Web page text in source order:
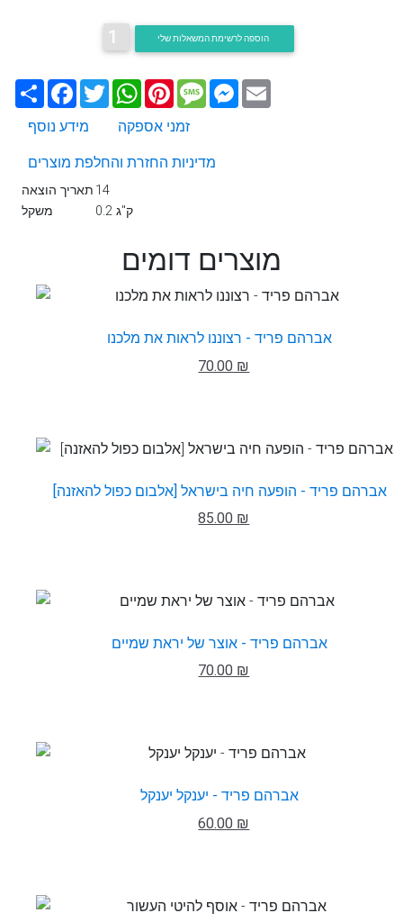
1
שתף Facebook
TwitterWhatsApp
PinterestMessageMessenger
מידע נוסף
זמני אספקה
מדיניות החזרת והחלפת מוצרים
תאריך הוצאה 14
משקל
0.2 ק"ג
מוצרים דומים
אברהם פריד - רצוננו לראות את מלכנו
70.00 ₪
אברהם פריד - הופעה חיה בישראל [אלבום כפול להאזנה]
85.00 ₪
אברהם פריד - אוצר של יראת שמיים
70.00 ₪
אברהם פריד - יענקל יענקל
60.00 ₪